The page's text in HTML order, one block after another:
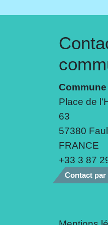
Place de
63
57380
FRANCE
+33 3 87
Contact